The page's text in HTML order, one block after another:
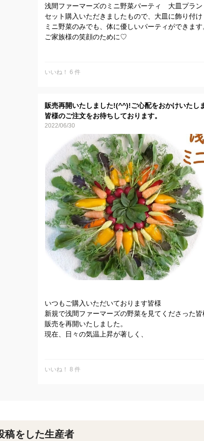
浅間ファーマーズのミニ野菜パーティ 大皿プラン
セット購入いただきましたもので、大皿に飾り付け
ミニ野菜のみでも、体に優しいパーティができます
ご家族様の笑顔のために♡
いいね！ 6 件
販売再開いたしました!(^^)!ご心配をおかけいたし
皆様のご注文をお待ちしております。
2022/06/30
いつもご購入いただいております皆様
新規で浅間ファーマーズの野菜を見てくださった皆
販売を再開いたしました。
現在、日々の気温上昇が著しく、
浅間ファーマーズは、この度『有機JAS』の認定
これも、皆様の応援のおかげです。
いいね！ 8 件
稿をした生産者